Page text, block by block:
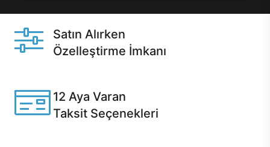
Satın Alırken
Özelleştirme İmkanı
12 Aya Varan
Taksit Seçenekleri